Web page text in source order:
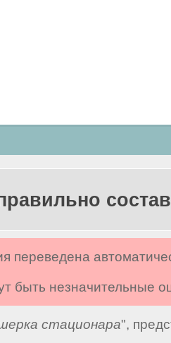
переведена
быть незначительные
стационара",